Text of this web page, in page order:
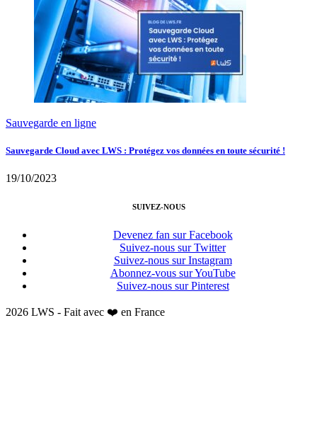
Sauvegarde en ligne
Sauvegarde Cloud avec LWS : Protégez vos données en toute sécurité !
19/10/2023
SUIVEZ-NOUS
Devenez fan sur Facebook
Suivez-nous sur Twitter
Suivez-nous sur Instagram
Abonnez-vous sur YouTube
Suivez-nous sur Pinterest
2026 LWS - Fait avec ❤️ en France